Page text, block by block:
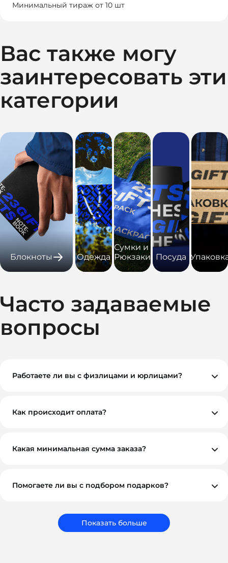
Минимальный тираж от 10 шт
Вас также могу
заинтересовать эти
категории
Блокноты Одежда
Сумки и
Рюкзаки Посуда
Часто задаваемые
вопросы
Работаете ли вы с физлицами и юрлицами?
Как происходит оплата?
обсудим индивидуально. Для оптовых и
корпоративных клиентов возможны гибкие условия.
Какая минимальная сумма заказа?
Помогаете ли вы с подбором подарков?
сувениры, а решения, которые работают на ваш
Показать больше